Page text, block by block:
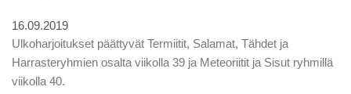
16.09.2019
Ulkoharjoitukset päättyvät Termiitit, Salamat, Tähdet ja
Harrasteryhmien osalta viikolla 39 ja Meteoriitit ja Sisut ryhmillä
viikolla 40.